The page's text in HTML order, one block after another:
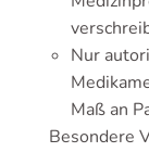
Nur
Maß an
Besondere